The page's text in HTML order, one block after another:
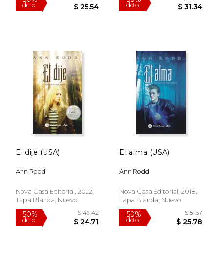
50%
dcto.
50%
dcto.
El dije (USA)
Ann Rodd
Nova Casa Editorial, 2022,
Tapa Blanda, Nuevo
El alma (USA)
Ann Rodd
Nova Casa Editorial, 2018,
Tapa Blanda, Nuevo